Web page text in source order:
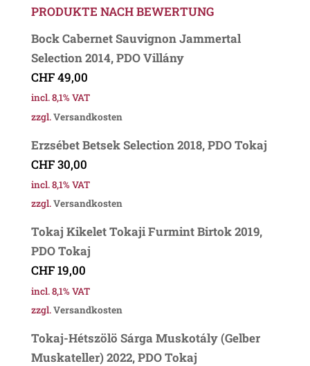
PRODUKTE NACH BEWERTUNG
Bock Cabernet Sauvignon Jammertal
Selection 2014, PDO Villány
CHF49,00
incl. 8,1% VAT
zzgl.Versandkosten
Erzsébet Betsek Selection 2018, PDO Tokaj
CHF30,00
incl. 8,1% VAT
zzgl.Versandkosten
Tokaj Kikelet Tokaji Furmint Birtok 2019,
PDO Tokaj
CHF19,00
incl. 8,1% VAT
zzgl.Versandkosten
Tokaj-Hétszölö Sárga Muskotály (Gelber
Muskateller) 2022, PDO Tokaj